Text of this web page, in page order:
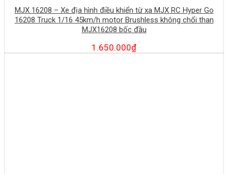
MJX 16208 – Xe địa hình điều khiển từ xa MJX RC Hyper Go
16208 Truck 1/16 45km/h motor Brushless không chổi than
MJX16208 bốc đầu
1.650.000₫